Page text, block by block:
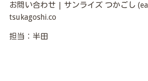
お問い合わせ | サンライズ つかごし
tsukagoshi.co
担当：半田